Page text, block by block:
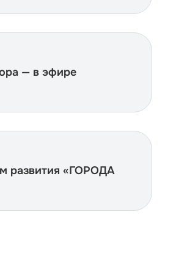
— в эфире
развития «ГОРОДА